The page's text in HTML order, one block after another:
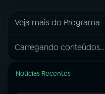
Veja mais do Programa
Carregando conteúdos...
Notícias Recentes